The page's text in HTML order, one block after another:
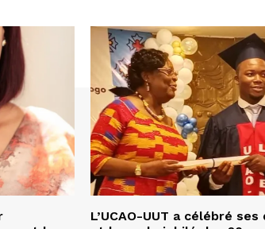
L’UCAO-UUT a célébré ses